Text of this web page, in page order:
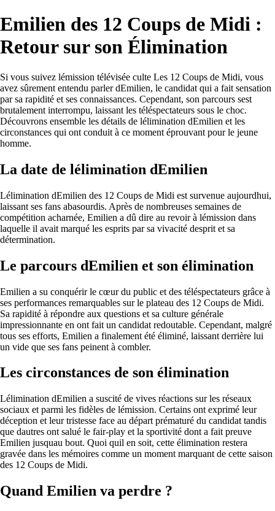
Emilien des 12 Coups de Midi :
Retour sur son Élimination
Si vous suivez lémission télévisée culte Les 12 Coups de Midi, vous
avez sûrement entendu parler dEmilien, le candidat qui a fait sensation
par sa rapidité et ses connaissances. Cependant, son parcours sest
brutalement interrompu, laissant les téléspectateurs sous le choc.
Découvrons ensemble les détails de lélimination dEmilien et les
circonstances qui ont conduit à ce moment éprouvant pour le jeune
homme.
La date de lélimination dEmilien
Lélimination dEmilien des 12 Coups de Midi est survenue aujourdhui,
laissant ses fans abasourdis. Après de nombreuses semaines de
compétition acharnée, Emilien a dû dire au revoir à lémission dans
laquelle il avait marqué les esprits par sa vivacité desprit et sa
détermination.
Le parcours dEmilien et son élimination
Emilien a su conquérir le cœur du public et des téléspectateurs grâce à
ses performances remarquables sur le plateau des 12 Coups de Midi.
Sa rapidité à répondre aux questions et sa culture générale
impressionnante en ont fait un candidat redoutable. Cependant, malgré
tous ses efforts, Emilien a finalement été éliminé, laissant derrière lui
un vide que ses fans peinent à combler.
Les circonstances de son élimination
Lélimination dEmilien a suscité de vives réactions sur les réseaux
sociaux et parmi les fidèles de lémission. Certains ont exprimé leur
déception et leur tristesse face au départ prématuré du candidat tandis
que dautres ont salué le fair-play et la sportivité dont a fait preuve
Emilien jusquau bout. Quoi quil en soit, cette élimination restera
gravée dans les mémoires comme un moment marquant de cette saison
des 12 Coups de Midi.
Quand Emilien va perdre ?